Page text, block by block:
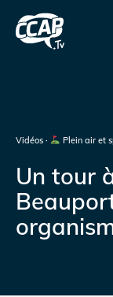
Vidéos · Plein air et
Un tour